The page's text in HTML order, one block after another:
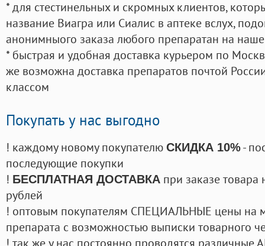
* для стестинельных и скромных клиентов,
название Виагра или Сиалис в аптеке вслух,
анонимныого заказа любого препаратан на
* быстрая и удобная доставка курьером по
же возможна доставка препаратов почтой
классом
Покупать у нас выгодно
! каждому новому покупателю СКИДКА 10%-
последующие покупки
! БЕСПЛАТНАЯ ДОСТАВКА при заказе
рублей
! оптовым покупателям СПЕЦИАЛЬНЫЕ цены на
препарата с возможностью выписки товарного